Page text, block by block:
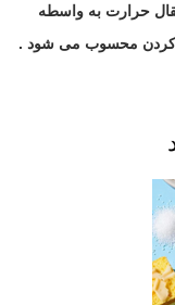
حرارت به واسطه
کردن محسوب می شود .